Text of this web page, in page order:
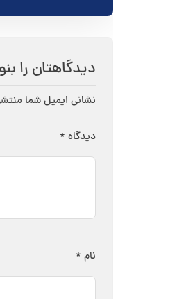
نوشته
دیدگاهتان را
نشانی ایمیل شما
دیدگاه *
نام *